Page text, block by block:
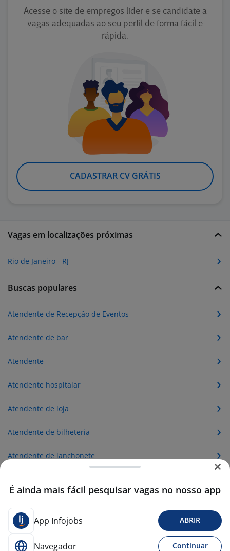
Acesse o site de empregos líder e se candidate a
vagas adequadas ao seu perfil de forma fácil e
rápida.
CADASTRAR CV GRÁTIS
Vagas em localizações próximas
Rio de Janeiro - RJ
Buscas populares
Atendente de Recepção de Eventos
Atendente de bar
Atendente
Atendente hospitalar
Atendente de loja
Atendente de bilheteria
Atendente de lanchonete
Buffet
É ainda mais fácil pesquisar vagas no nosso app
App Infojobs ABRIR
Navegador Continuar